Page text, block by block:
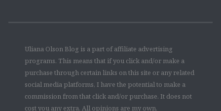
Uliana Olson Blog is a part of affiliate advertising
programs. This means that if you click and/or make a
purchase through certain links on this site or any related
social media platforms, I have the potential to make a
commission from that click and/or purchase. It does not
cost you any extra. All opinions are my own.